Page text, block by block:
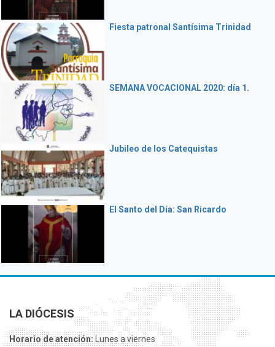
Fiesta patronal Santísima Trinidad
SEMANA VOCACIONAL 2020: día 1.
Jubileo de los Catequistas
El Santo del Día: San Ricardo
LA DIÓCESIS
Horario de atención:Lunes a viernes